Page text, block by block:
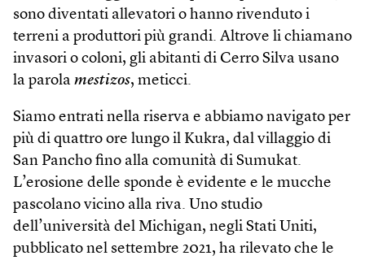
sono diventati allevatori o hanno rivenduto i
terreni a produttori più grandi. Altrove li chiamano
invasori o coloni, gli abitanti di Cerro Silva usano
la parola mestizos, meticci.
Siamo entrati nella riserva e abbiamo navigato per
più di quattro ore lungo il Kukra, dal villaggio di
San Pancho fino alla comunità di Sumukat.
L’erosione delle sponde è evidente e le mucche
pascolano vicino alla riva. Uno studio
dell’università del Michigan, negli Stati Uniti,
pubblicato nel settembre 2021, ha rilevato che le